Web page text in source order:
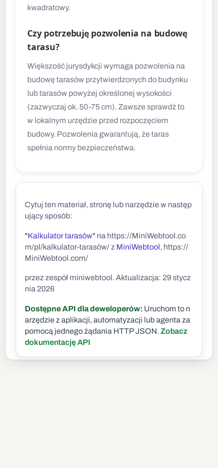
kwadratowy.
Czy potrzebuję pozwolenia na budowę
tarasu?
Większość jurysdykcji wymaga pozwolenia na
budowę tarasów przytwierdzonych do budynku
lub tarasów powyżej określonej wysokości
(zazwyczaj ok. 50-75 cm). Zawsze sprawdź to
w lokalnym urzędzie przed rozpoczęciem
budowy. Pozwolenia gwarantują, że taras
spełnia normy bezpieczeństwa.
Cytuj ten materiał, stronę lub narzędzie w następ
ujący sposób:
"Kalkulator tarasów" na https://MiniWebtool.co
m/pl/kalkulator-tarasów/ z MiniWebtool, https://
MiniWebtool.com/
przez zespół miniwebtool. Aktualizacja: 29 stycz
nia 2026
Dostępne API dla deweloperów: Uruchom to n
arzędzie z aplikacji, automatyzacji lub agenta za
pomocą jednego żądania HTTP JSON. Zobacz
dokumentację API